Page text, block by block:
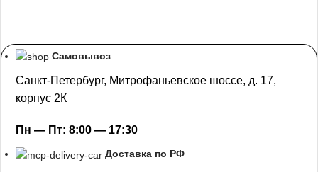
Самовывоз
Санкт-Петербург, Митрофаньевское шоссе, д. 17,
корпус 2К
Пн — Пт: 8:00 — 17:30
Доставка по РФ